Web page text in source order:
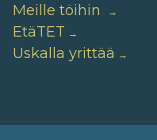
Meille töihin
EtäTET
Uskalla yrittää